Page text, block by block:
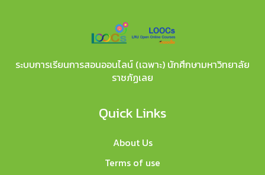
ระบบการเรียนการสอนออนไลน์ (เฉพาะ) นักศึกษามหาวิทยาลัย
ราชภัฏเลย
Quick Links
About Us
Terms of use